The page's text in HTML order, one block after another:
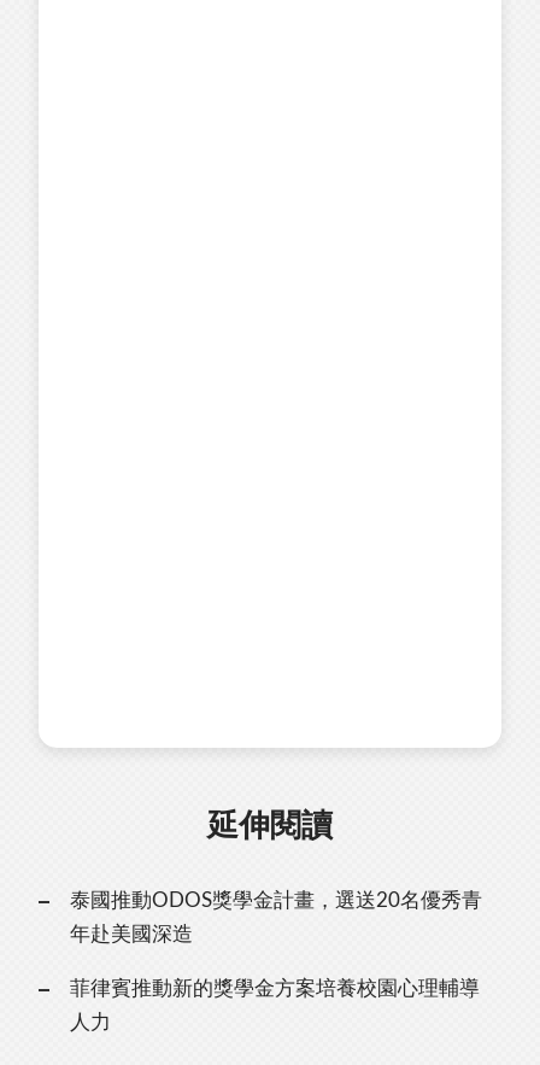
延伸閱讀
泰國推動ODOS獎學金計畫，選送20名優秀青
年赴美國深造
菲律賓推動新的獎學金方案培養校園心理輔導
人力